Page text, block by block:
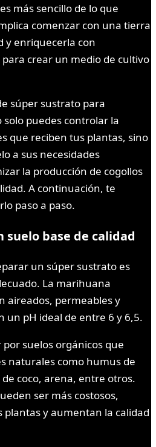
más sencillo de lo que
comenzar con una tierra
y enriquecerla con
crear un medio de cultivo
súper sustrato para
puedes controlar la
que reciben tus plantas, sino
a sus necesidades
la producción de cogollos
A continuación, te
paso a paso.
suelo base de calidad
un súper sustrato es
La marihuana
aireados, permeables y
un pH ideal de entre 6 y 6,5.
suelos orgánicos que
naturales como humus de
coco, arena, entre otros.
ser más costosos,
plantas y aumentan la calidad